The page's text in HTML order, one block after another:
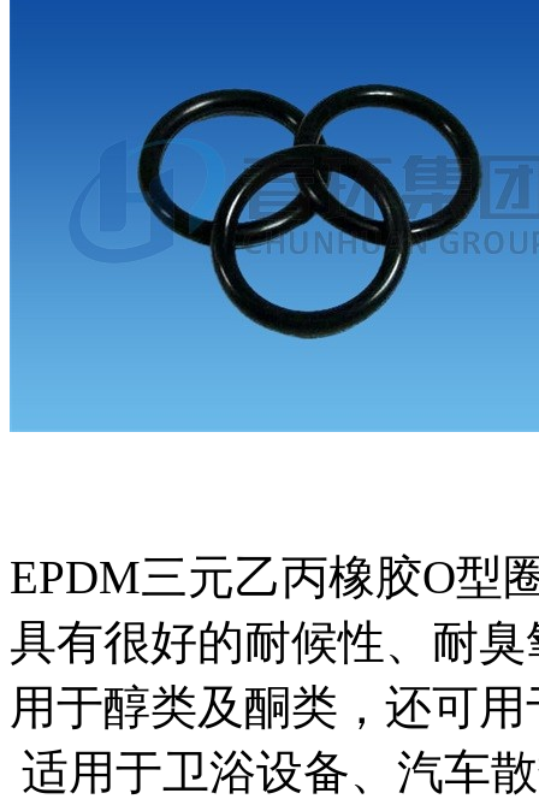
EPDM三元乙丙橡胶O型
具有很好的耐候性、耐
用于醇类及酮类，还可
适用于卫浴设备、汽车